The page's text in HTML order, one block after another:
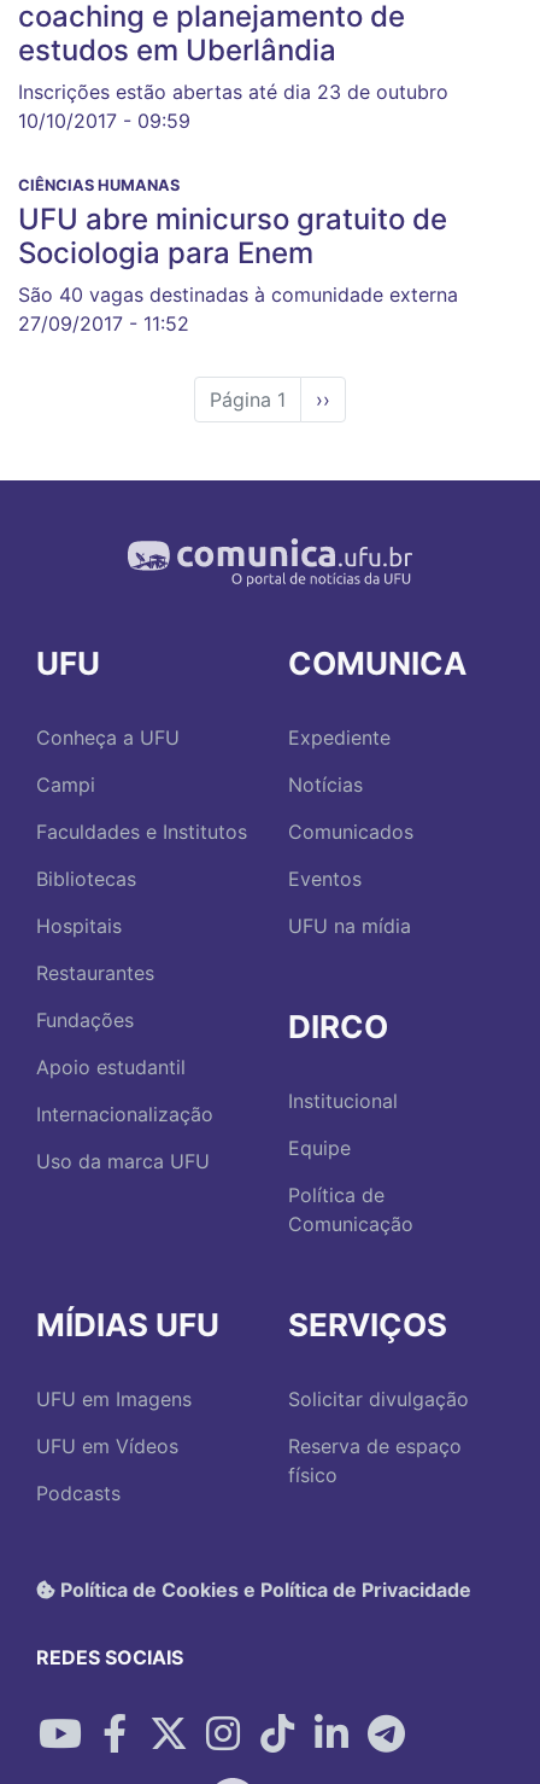
coaching e planejamento de
estudos em Uberlândia
Inscrições estão abertas até dia 23 de outubro
10/10/2017 - 09:59
CIÊNCIAS HUMANAS
UFU abre minicurso gratuito de
Sociologia para Enem
São 40 vagas destinadas à comunidade externa
27/09/2017 - 11:52
Página 1
Próxima
página
››
UFU
Conheça a UFU
Campi
Faculdades e Institutos
Bibliotecas
Hospitais
Restaurantes
Fundações
Apoio estudantil
Internacionalização
Uso da marca UFU
COMUNICA
Expediente
Notícias
Comunicados
Eventos
UFU na mídia
DIRCO
Institucional
Equipe
Política de
Comunicação
MÍDIAS UFU
UFU em Imagens
UFU em Vídeos
Podcasts
SERVIÇOS
Solicitar divulgação
Reserva de espaço
físico
Política de Cookies e Política de Privacidade
REDES SOCIAIS